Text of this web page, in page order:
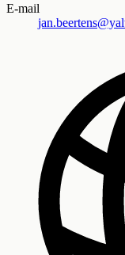
E-mail